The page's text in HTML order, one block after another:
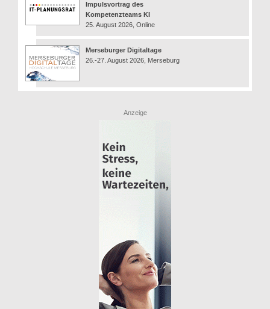
Impulsvortrag des
Kompetenzteams KI
25. August 2026, Online
Merseburger Digitaltage
26.-27. August 2026, Merseburg
Anzeige